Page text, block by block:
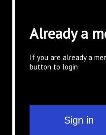
Already a
If you are already a
button to login